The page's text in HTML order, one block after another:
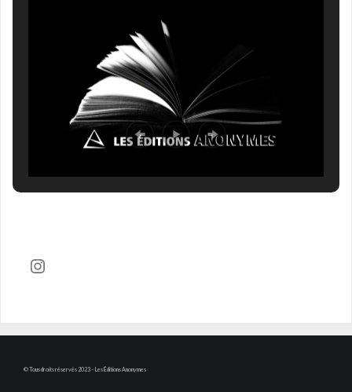
Compte Instagram
© Tous droits réservés 2023 – Les Éditions Anonymes